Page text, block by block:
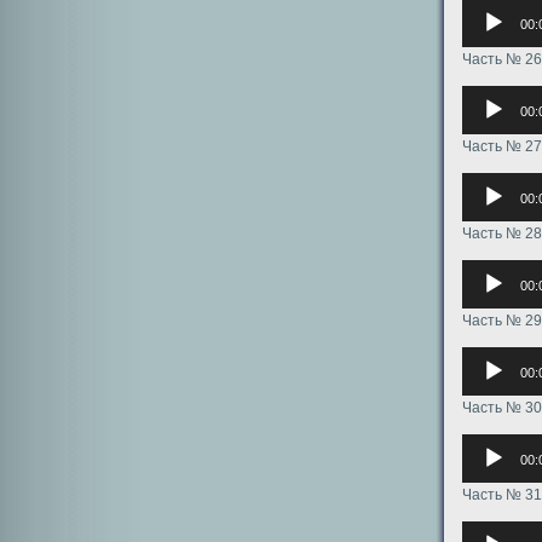
Часть № 26
Часть № 27
Часть № 28
Часть № 29
Часть № 30
Часть № 31